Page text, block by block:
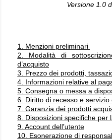
Versione 1.0
1. Menzioni preliminari
2. Modalità di
d’acquisto
3. Prezzo dei prodotti,
4. Informazioni relative al
5. Consegna o messa a
6. Diritto di recesso e servizio
7. Garanzia dei prodotti
8. Disposizioni specifiche per
9. Account dell’utente
10. Esonerazione di